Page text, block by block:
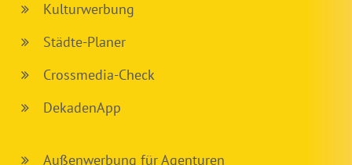
Kulturwerbung
Städte-Planer
Crossmedia-Check
DekadenApp
Außenwerbung für Agenturen